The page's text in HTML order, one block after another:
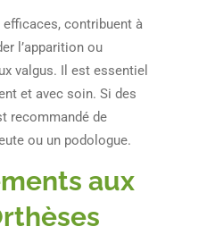
contribuent à
l’apparition ou
valgus. Il est essentiel
et avec soin. Si des
recommandé de
ou un podologue.
aux